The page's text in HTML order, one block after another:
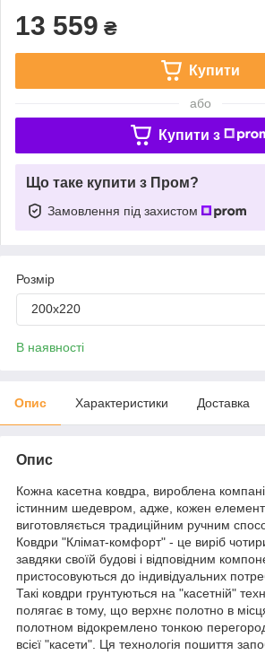
13 559 ₴
Купити
або
Купити з
Що таке купити з Пром?
Замовлення під захистом
Розмір
200x220
В наявності
Опис Характеристики Доставка
Опис
Кожна касетна ковдра, вироблена
істинним шедевром, адже, кожен елемент
виготовляється традиційним ручним
Ковдри "Клімат-комфорт" - це виріб
завдяки своїй будові і відповідним
пристосовуються до індивідуальних
Такі ковдри грунтуються на "касетній"
полягає в тому, що верхнє полотно в
полотном відокремлено тонкою
всієї "касети". Ця технологія пошиття